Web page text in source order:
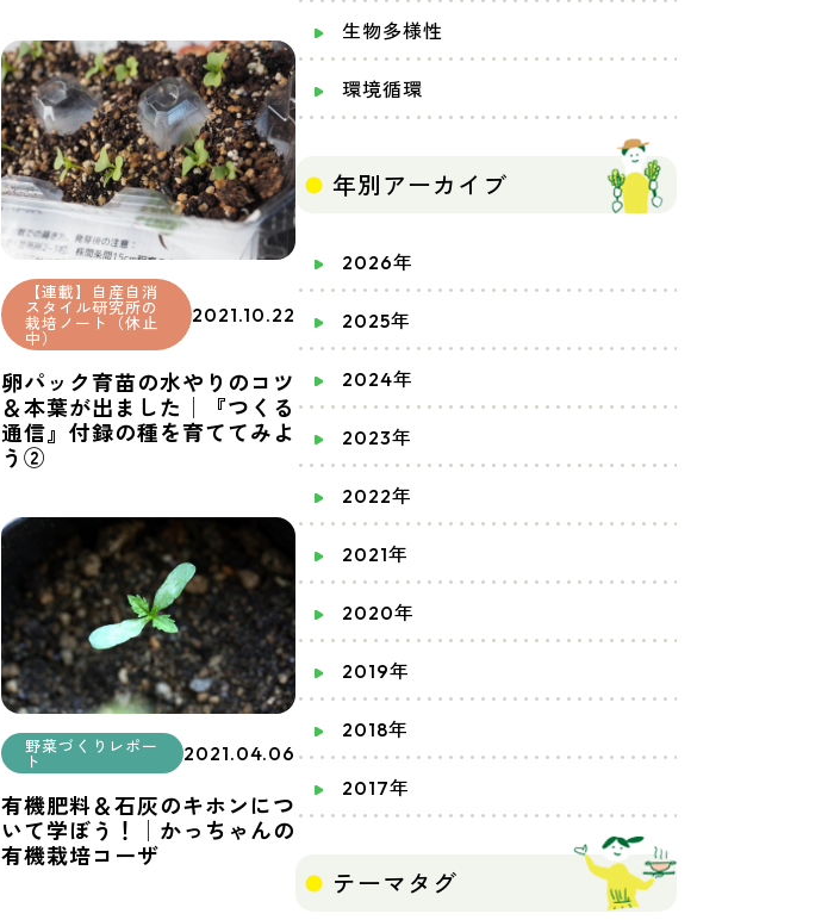
【連載】自産自消
スタイル研究所の
栽培ノート（休止
中）
2021.10.22
卵パック育苗の水やりのコツ
＆本葉が出ました│『つくる
通信』付録の種を育ててみよ
う②
野菜づくりレポー
ト 2021.04.06
有機肥料＆石灰のキホンにつ
いて学ぼう！│かっちゃんの
有機栽培コーザ
生物多様性
環境循環
年別アーカイブ
2026年
2025年
2024年
2023年
2022年
2021年
2020年
2019年
2018年
2017年
テーマタグ